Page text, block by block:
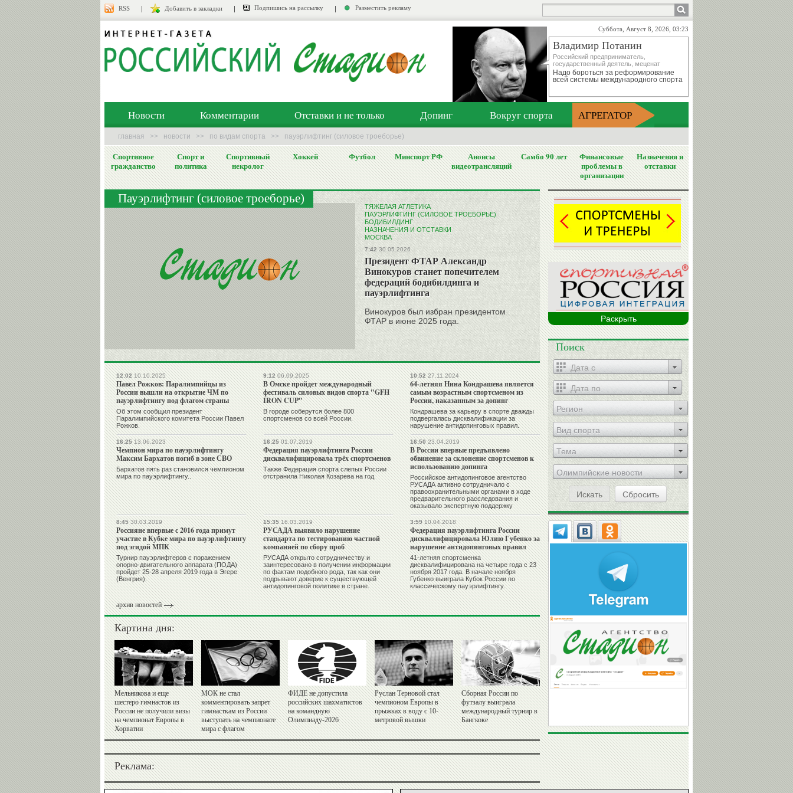
RSS Добавить в закладки Подпишись на рассылку Разместить рекламу
Суббота, Август 8, 2026, 03:23
Владимир Потанин
Российский предприниматель,
государственный деятель, меценат
Надо бороться за реформирование
всей системы международного спорта
Новости Комментарии Отставки и не только Допинг Вокруг спорта АГРЕГАТОР
главная >> новости >> по видам спорта >> пауэрлифтинг (силовое троеборье)
Спортивное
гражданство
Спорт и
политика
Спортивный
некролог
Хоккей Футбол Минспорт РФ
Анонсы
видеотрансляций
Самбо 90 лет
Финансовые
проблемы в
организации
Назначения и
отставки
Пауэрлифтинг (силовое троеборье)
ТЯЖЕЛАЯ АТЛЕТИКА
ПАУЭРЛИФТИНГ (СИЛОВОЕ ТРОЕБОРЬЕ)
БОДИБИЛДИНГ
НАЗНАЧЕНИЯ И ОТСТАВКИ
МОСКВА
7:42 30.05.2026
Президент ФТАР Александр
Винокуров станет попечителем
федераций бодибилдинга и
пауэрлифтинга
Винокуров был избран президентом
ФТАР в июне 2025 года.
12:0210.10.2025
Павел Рожков: Паралимпийцы из
России вышли на открытие ЧМ по
пауэрлифтингу под флагом страны
Об этом сообщил президент
Паралимпийского комитета России Павел
Рожков.
9:1206.09.2025
В Омске пройдет международный
фестиваль силовых видов спорта "GFH
IRON CUP"
В городе соберутся более 800
спортсменов со всей России.
10:5227.11.2024
64-летняя Нина Кондрашева является
самым возрастным спортсменом из
России, наказанным за допинг
Кондрашева за карьеру в спорте дважды
подвергалась дисквалификации за
нарушение антидопинговых правил.
16:2513.06.2023
Чемпион мира по пауэрлифтингу
Максим Бархатов погиб в зоне СВО
Бархатов пять раз становился чемпионом
мира по пауэрлифтингу..
16:2501.07.2019
Федерация пауэрлифтинга России
дисквалифицировала трёх спортсменов
Также Федерация спорта слепых России
отстранила Николая Козарева на год
16:5023.04.2019
В России впервые предъявлено
обвинение за склонение спортсменов к
использованию допинга
Российское антидопинговое агентство
РУСАДА активно сотрудничало с
правоохранительными органами в ходе
предварительного расследования и
оказывало экспертную поддержку
8:4530.03.2019
Россияне впервые с 2016 года примут
участие в Кубке мира по пауэрлифтингу
под эгидой МПК
Турнир пауэрлифтеров с поражением
опорно-двигательного аппарата (ПОДА)
пройдет 25-28 апреля 2019 года в Эгере
(Венгрия).
15:3516.03.2019
РУСАДА выявило нарушение
стандарта по тестированию частной
компанией по сбору проб
РУСАДА открыто сотрудничеству и
заинтересовано в получении информации
по фактам подобного рода, так как они
подрывают доверие к существующей
антидопинговой политике в стране.
3:5910.04.2018
Федерация пауэрлифтинга России
дисквалифицировала Юлию Губенко за
нарушение антидопинговых правил
41-летняя спортсменка
дисквалифицирована на четыре года с 23
ноября 2017 года. В начале ноября
Губенко выиграла Кубок России по
классическому пауэрлифтингу.
архив новостей
Картина дня:
Мельникова и еще
шестеро гимнастов из
России не получили визы
на чемпионат Европы в
Хорватии
МОК не стал
комментировать запрет
гимнасткам из России
выступать на чемпионате
мира с флагом
ФИДЕ не допустила
российских шахматистов
на командную
Олимпиаду-2026
Руслан Терновой стал
чемпионом Европы в
прыжках в воду с 10-
метровой вышки
Сборная России по
футзалу выиграла
международный турнир в
Бангкоке
Реклама:
Раскрыть
Поиск
Регион
Вид спорта
Тема
Олимпийские новости
Искать
Сбросить